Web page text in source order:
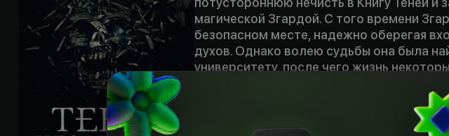
магической Згардой. С того времени
безопасном месте, надежно оберегая
духов. Однако волею судьбы она была
университету, после чего жизнь
потомок последнего колдуна —
«А ты уверен, что ты человек?»